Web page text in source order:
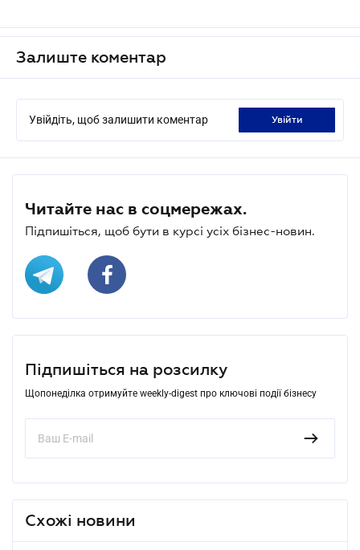
Залиште коментар
Увійдіть, щоб залишити коментар увійти
Читайте нас в соцмережах.
Підпишіться, щоб бути в курсі усіх бізнес-новин.
Підпишіться на розсилку
Щопонеділка отримуйте weekly-digest про ключові події бізнесу
Схожі новини